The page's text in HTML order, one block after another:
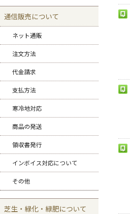
通信販売について
ネット通販
注文方法
代金請求
支払方法
寒冷地対応
商品の発送
領収書発行
インボイス対応について
その他
芝生・緑化・緑肥について